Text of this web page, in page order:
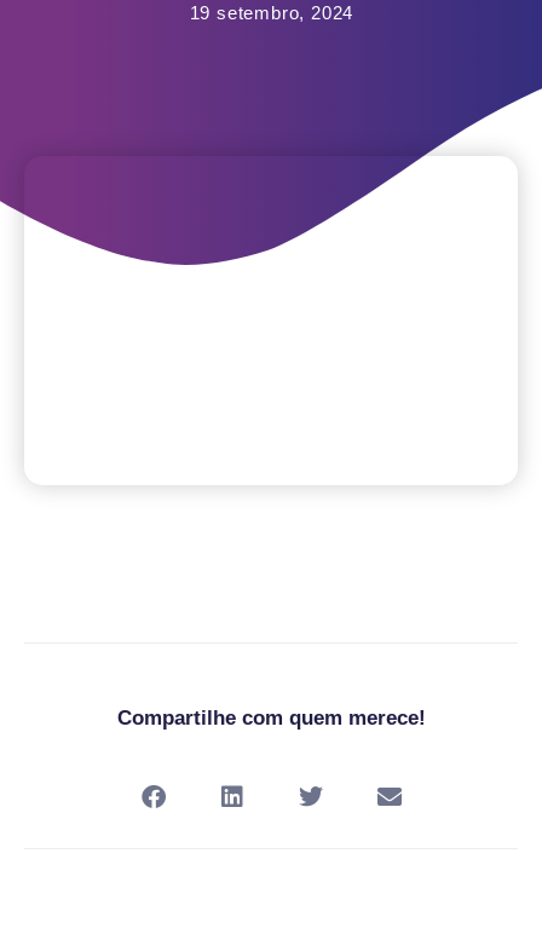
19 setembro, 2024
Compartilhe com quem merece!